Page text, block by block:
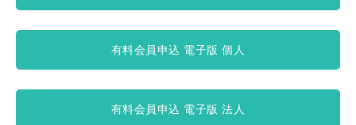
有料会員申込 電子版 個人
有料会員申込 電子版 法人